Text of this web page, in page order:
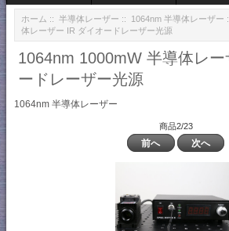
ホーム :: 半導体レーザー :: 1064nm 半導体レーザー
体レーザー IR ダイオードレーザー光源
1064nm 1000mW 半導体レ
ードレーザー光源
1064nm 半導体レーザー
商品2/23
前へ 次へ